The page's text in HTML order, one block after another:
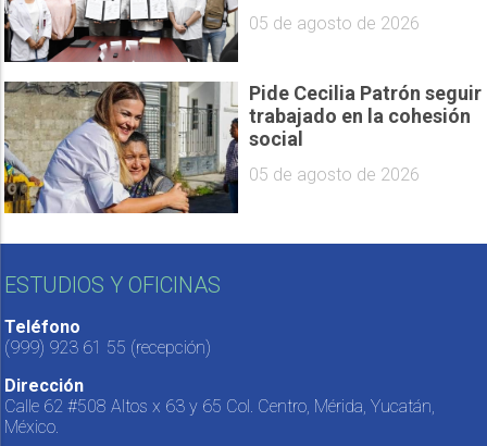
05 de agosto de 2026
Pide Cecilia Patrón seguir
trabajado en la cohesión
social
05 de agosto de 2026
ESTUDIOS Y OFICINAS
Teléfono
(999) 923 61 55 (recepción)
Dirección
Calle 62 #508 Altos x 63 y 65 Col. Centro, Mérida, Yucatán,
México.